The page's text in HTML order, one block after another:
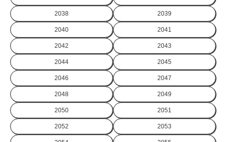
2038 2039
2040 2041
2042 2043
2044 2045
2046 2047
2048 2049
2050 2051
2052 2053